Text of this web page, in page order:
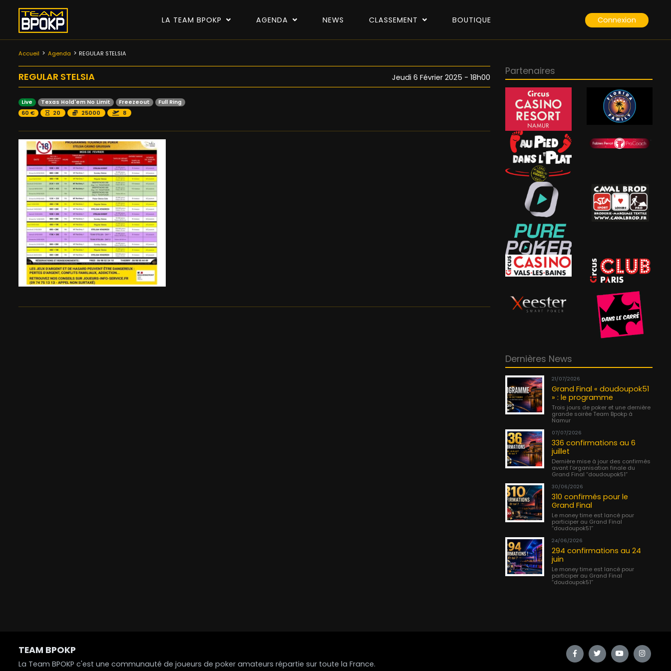
LA TEAM BPOKP AGENDA NEWS CLASSEMENT BOUTIQUE Connexion
Accueil Agenda REGULAR STELSIA
REGULAR STELSIA Jeudi 6 Février 2025 - 18h00
Live Texas Hold'em No Limit Freezeout
Full Ring
60 €
20 25000 8
Partenaires
Dernières News
21/07/2026
Grand Final « doudoupok51
» : le programme
Trois jours de poker et une dernière
grande soirée Team Bpokp à
Namur
07/07/2026
336 confirmations au 6
juillet
Dernière mise à jour des confirmés
avant l’organisation finale du
Grand Final “doudoupok51”
30/06/2026
310 confirmés pour le
Grand Final
Le money time est lancé pour
participer au Grand Final
“doudoupok51”
24/06/2026
294 confirmations au 24
juin
Le money time est lancé pour
participer au Grand Final
“doudoupok51”
TEAM BPOKP
La Team BPOKP c'est une communauté de joueurs de poker amateurs répartie sur toute la France.